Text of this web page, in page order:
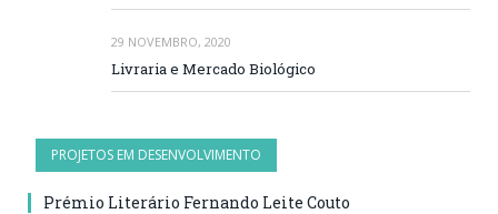
29 NOVEMBRO, 2020
Livraria e Mercado Biológico
PROJETOS EM DESENVOLVIMENTO
Prémio Literário Fernando Leite Couto